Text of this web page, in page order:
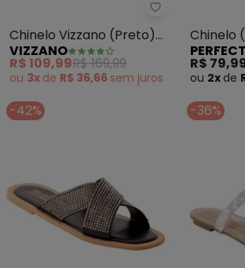
Vizzano -
Chinelo Vizzano (Preto)
em Sintético
VIZZANO
R$ 109,99R$ 169,99
ou 3x de R$ 36,66 sem juros
Chinelo
Sintético
R$
ou 2x de
-42% -36%